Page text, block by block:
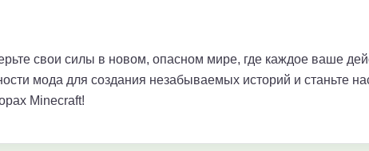
свои силы в новом, опасном мире, где каждое ваше
мода для создания незабываемых историй и станьте
Minecraft!